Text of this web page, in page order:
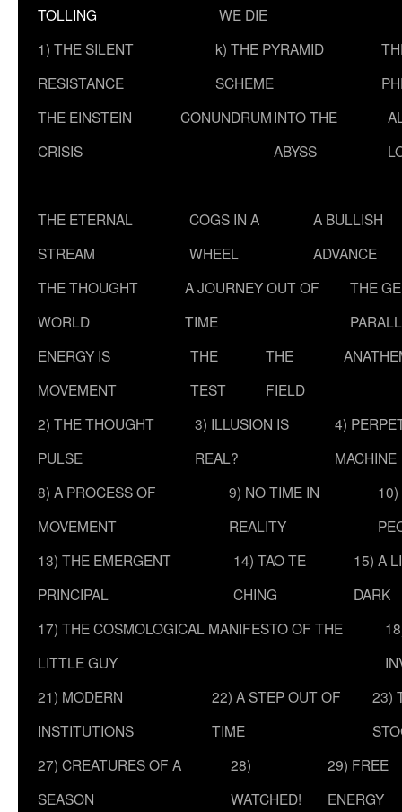
TOLLING
WE DIE
1) THE SILENT
RESISTANCE
k) THE PYRAMID
SCHEME
THE EINSTEIN
CRISIS
CONUNDRUMINTO THE
ABYSS
THE ETERNAL
STREAM
COGS IN A
WHEEL
A BULLISH
ADVANCE
THE THOUGHT
WORLD
A JOURNEY OUT OF
TIME
THE
ENERGY IS
MOVEMENT
THE
TEST
THE
FIELD
2) THE THOUGHT
PULSE
3) ILLUSION IS
REAL?
4)
MACHINE
8) A PROCESS OF
MOVEMENT
9) NO TIME IN
REALITY
13) THE EMERGENT
PRINCIPAL
14) TAO TE
CHING
15) A
DARK
17) THE COSMOLOGICAL MANIFESTO OF THE
LITTLE GUY
21) MODERN
INSTITUTIONS
22) A STEP OUT OF
TIME
23)
27) CREATURES OF A
SEASON
28)
WATCHED!
29) FREE
ENERGY